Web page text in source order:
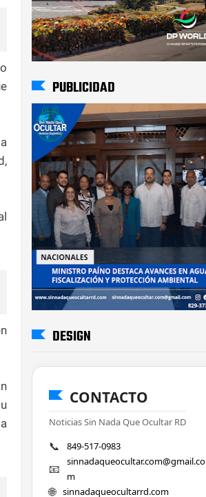
PUBLICIDAD
DESIGN
CONTACTO
Noticias Sin Nada Que Ocultar RD
📞 849-517-0983
📧
sinnadaqueocultar.com@gmail.co
m
🌐 sinnadaqueocultarrd.com